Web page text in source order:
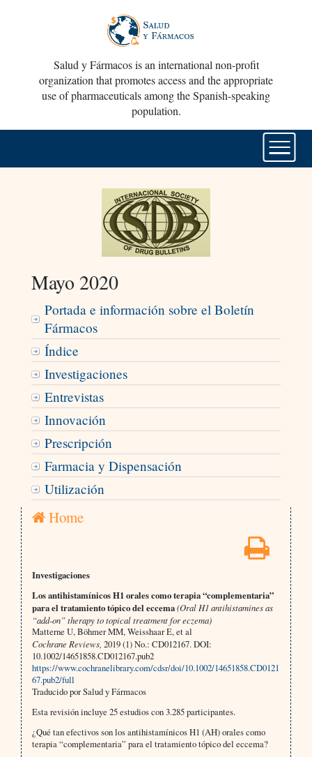
Salud y Fármacos is an international non-profit
organization that promotes access and the appropriate
use of pharmaceuticals among the Spanish-speaking
population.
Mayo 2020
Portada e información sobre el Boletín
Fármacos
Índice
Investigaciones
Entrevistas
Innovación
Prescripción
Farmacia y Dispensación
Utilización
Home
Investigaciones
Los antihistamínicos H1 orales como terapia “complementaria”
para el tratamiento tópico del eccema(Oral H1 antihistamines as
“add-on” therapy to topical treatment for eczema)
Matterne U, Böhmer MM, Weisshaar E, et al
Cochrane Reviews, 2019 (1) No.: CD012167. DOI:
10.1002/14651858.CD012167.pub2
https://www.cochranelibrary.com/cdsr/doi/10.1002/14651858.CD0121
67.pub2/full
Traducido por Salud y Fármacos
Esta revisión incluye 25 estudios con 3.285 participantes.
¿Qué tan efectivos son los antihistamínicos H1 (AH) orales como
terapia “complementaria” para el tratamiento tópico del eccema?